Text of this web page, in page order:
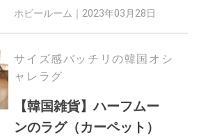
ホビールーム｜2023年03月28日
サイズ感バッチリの韓国オシ
ャレラグ
【韓国雑貨】ハーフムー
ンのラグ（カーペット）